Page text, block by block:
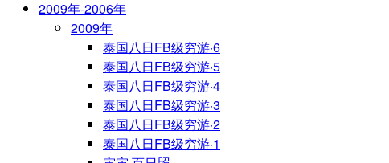
2009年-2006年
2009年
泰国八日FB级穷游·6
泰国八日FB级穷游·5
泰国八日FB级穷游·4
泰国八日FB级穷游·3
泰国八日FB级穷游·2
泰国八日FB级穷游·1